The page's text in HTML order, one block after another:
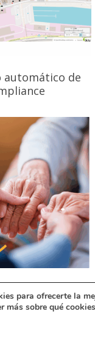
automático de
en
deseada
para ofrecerte la
más sobre qué